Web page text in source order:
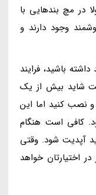
در مچ بندهایی با
وجود دارند و
باشید، فرایند
شاید بیش از یک
و نصب کنید اما این
کافی است هنگام
آپدیت شود. وقتی
اختیارتان خواهد